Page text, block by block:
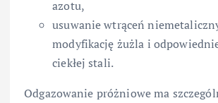
azotu,
usuwanie wtrąceń
modyfikację żużla i
ciekłej stali.
Odgazowanie próżniowe ma